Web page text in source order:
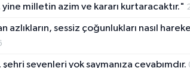
milletin azim ve kararı kurtaracaktır."
azlıkların, sessiz çoğunlukları nasıl
sevenleri yok saymanıza cevabımdır.